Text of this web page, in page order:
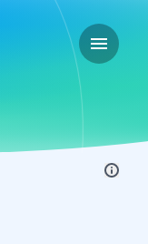
Open